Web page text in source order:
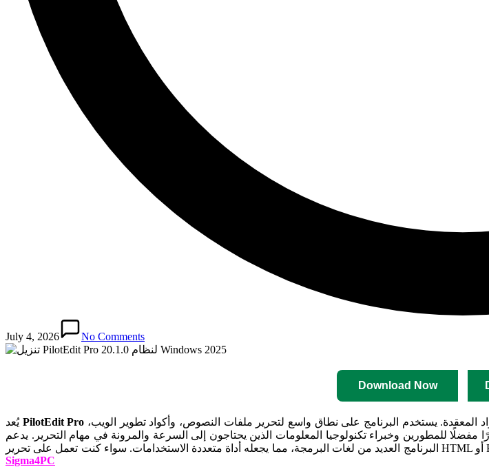
July 4, 2026 No Comments
Download Now
يُعد PilotEdit Pro
للمطورين وخبراء تكنولوجيا المعلومات الذين يحتاجون إلى السرعة والمرونة في مهام التحرير. يدعم
Sigma4PC